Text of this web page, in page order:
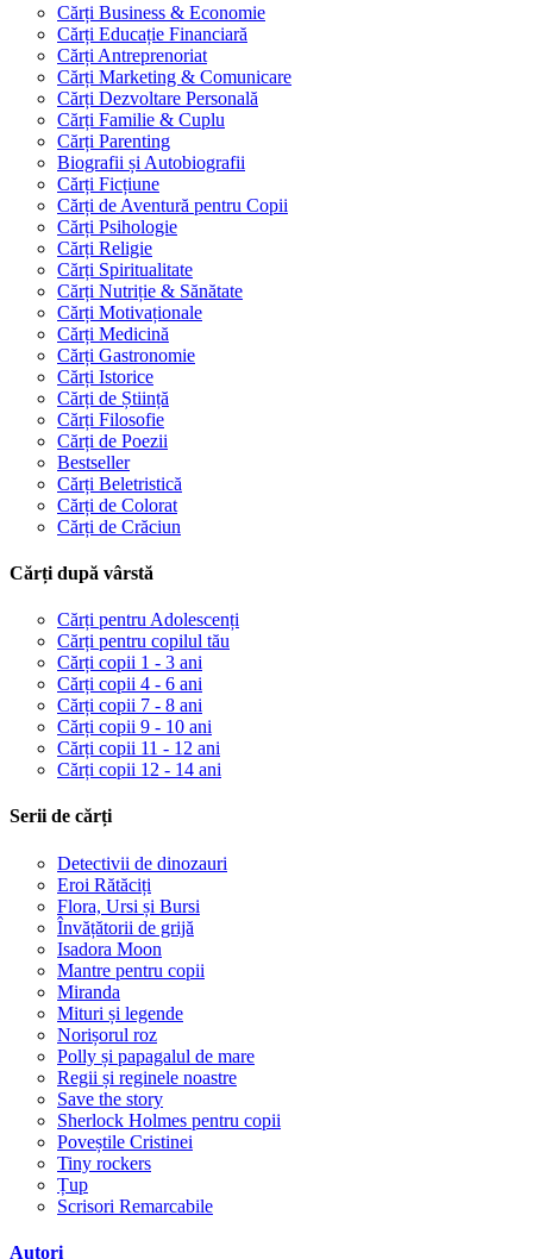
Cărți Business & Economie
Cărți Educație Financiară
Cărți Antreprenoriat
Cărți Marketing & Comunicare
Cărți Dezvoltare Personală
Cărți Familie & Cuplu
Cărți Parenting
Biografii și Autobiografii
Cărți Ficțiune
Cărți de Aventură pentru Copii
Cărți Psihologie
Cărți Religie
Cărți Spiritualitate
Cărți Nutriție & Sănătate
Cărți Motivaționale
Cărți Medicină
Cărți Gastronomie
Cărți Istorice
Cărți de Știință
Cărți Filosofie
Cărți de Poezii
Bestseller
Cărți Beletristică
Cărți de Colorat
Cărți de Crăciun
Cărți după vârstă
Cărți pentru Adolescenți
Cărți pentru copilul tău
Cărți copii 1 - 3 ani
Cărți copii 4 - 6 ani
Cărți copii 7 - 8 ani
Cărți copii 9 - 10 ani
Cărți copii 11 - 12 ani
Cărți copii 12 - 14 ani
Serii de cărți
Detectivii de dinozauri
Eroi Rătăciți
Flora, Ursi și Bursi
Învățătorii de grijă
Isadora Moon
Mantre pentru copii
Miranda
Mituri și legende
Norișorul roz
Polly și papagalul de mare
Regii și reginele noastre
Save the story
Sherlock Holmes pentru copii
Poveștile Cristinei
Tiny rockers
Țup
Scrisori Remarcabile
Autori